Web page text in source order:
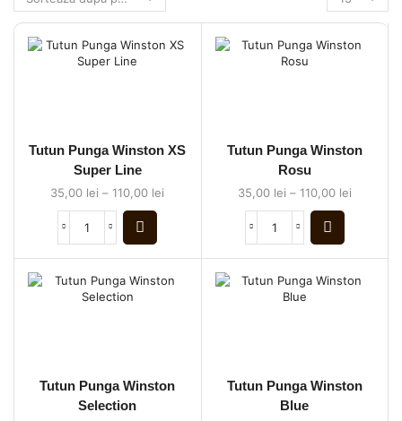
Tutun Punga Winston XS
Super Line
35,00 lei – 110,00 lei
Tutun Punga Winston
Rosu
35,00 lei – 110,00 lei
Tutun Punga Winston
Selection
Tutun Punga Winston
Blue